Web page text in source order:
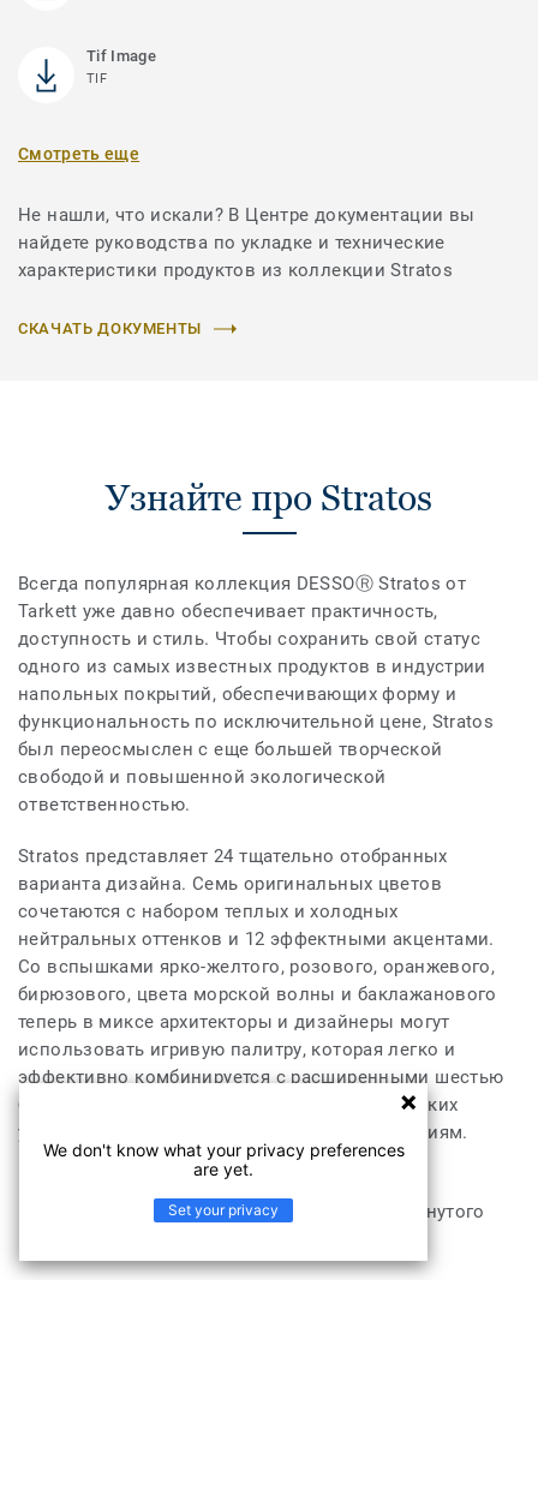
Tif Image
TIF
Смотреть еще
Не нашли, что искали? В Центре документации вы
найдете руководства по укладке и технические
характеристики продуктов из коллекции Stratos
СКАЧАТЬ ДОКУМЕНТЫ
Узнайте про Stratos
Всегда популярная коллекция DESSOⓇ Stratos от
Tarkett уже давно обеспечивает практичность,
доступность и стиль. Чтобы сохранить свой статус
одного из самых известных продуктов в индустрии
напольных покрытий, обеспечивающих форму и
функциональность по исключительной цене, Stratos
был переосмыслен с еще большей творческой
свободой и повышенной экологической
ответственностью.
Stratos представляет 24 тщательно отобранных
варианта дизайна. Семь оригинальных цветов
сочетаются с набором теплых и холодных
нейтральных оттенков и 12 эффектными акцентами.
Со вспышками ярко-желтого, розового, оранжевого,
бирюзового, цвета морской волны и баклажанового
теперь в миксе архитекторы и дизайнеры могут
использовать игривую палитру, которая легко и
эффективно комбинируется с расширенными шестью
блоками Stratos для выдающихся коммерческих
условий, которые отвечают любым требованиям.
потребность конечного пользователя.
Эта коллекция является частью нашего замкнутого
We don't know what your privacy preferences
are yet.
Set your privacy